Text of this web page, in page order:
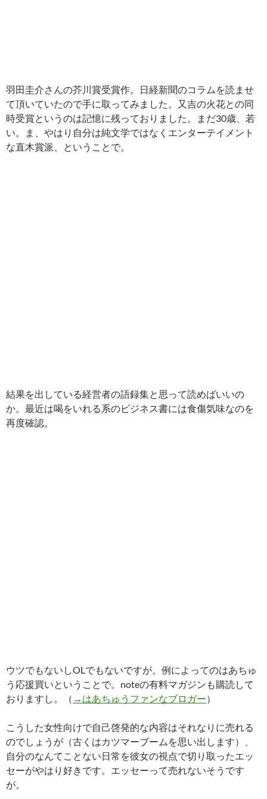
羽田圭介さんの芥川賞受賞作。日経新聞のコラムを読ませ
て頂いていたので手に取ってみました。又吉の火花との同
時受賞というのは記憶に残っておりました。まだ30歳、若
い。ま、やはり自分は純文学ではなくエンターテイメント
な直木賞派、ということで。
結果を出している経営者の語録集と思って読めばいいの
か。最近は喝をいれる系のビジネス書には食傷気味なのを
再度確認。
ウツでもないしOLでもないですが。例によってのはあちゅ
う応援買いということで。noteの有料マガジンも購読して
おりますし。（ →はあちゅうファンなブロガー）
こうした女性向けで自己啓発的な内容はそれなりに売れる
のでしょうが（古くはカツマーブームを思い出します）、
自分のなんてことない日常を彼女の視点で切り取ったエッ
セーがやはり好きです。エッセーって売れないそうです
が。